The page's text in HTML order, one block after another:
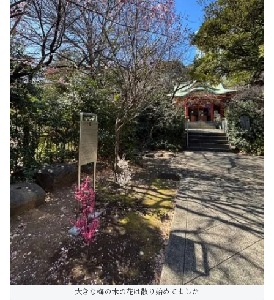
大きな梅の木の花は散り始めてました